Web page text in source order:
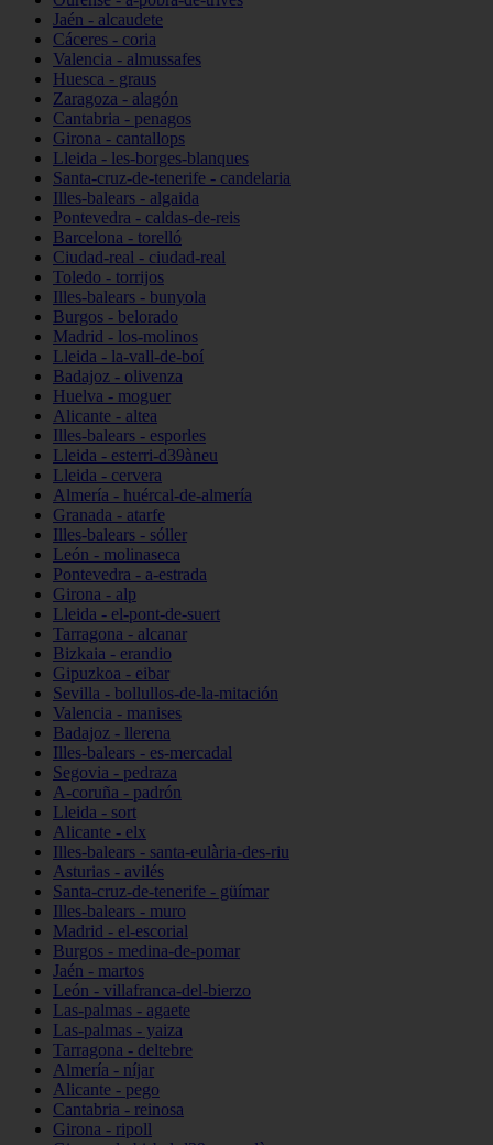
Jaén - alcaudete
Cáceres - coria
Valencia - almussafes
Huesca - graus
Zaragoza - alagón
Cantabria - penagos
Girona - cantallops
Lleida - les-borges-blanques
Santa-cruz-de-tenerife - candelaria
Illes-balears - algaida
Pontevedra - caldas-de-reis
Barcelona - torelló
Ciudad-real - ciudad-real
Toledo - torrijos
Illes-balears - bunyola
Burgos - belorado
Madrid - los-molinos
Lleida - la-vall-de-boí
Badajoz - olivenza
Huelva - moguer
Alicante - altea
Illes-balears - esporles
Lleida - esterri-d39àneu
Lleida - cervera
Almería - huércal-de-almería
Granada - atarfe
Illes-balears - sóller
León - molinaseca
Pontevedra - a-estrada
Girona - alp
Lleida - el-pont-de-suert
Tarragona - alcanar
Bizkaia - erandio
Gipuzkoa - eibar
Sevilla - bollullos-de-la-mitación
Valencia - manises
Badajoz - llerena
Illes-balears - es-mercadal
Segovia - pedraza
A-coruña - padrón
Lleida - sort
Alicante - elx
Illes-balears - santa-eulària-des-riu
Asturias - avilés
Santa-cruz-de-tenerife - güímar
Illes-balears - muro
Madrid - el-escorial
Burgos - medina-de-pomar
Jaén - martos
León - villafranca-del-bierzo
Las-palmas - agaete
Las-palmas - yaiza
Tarragona - deltebre
Almería - níjar
Alicante - pego
Cantabria - reinosa
Girona - ripoll